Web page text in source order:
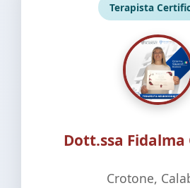
Terapista
Dott.ssa Fidalma
Crotone,